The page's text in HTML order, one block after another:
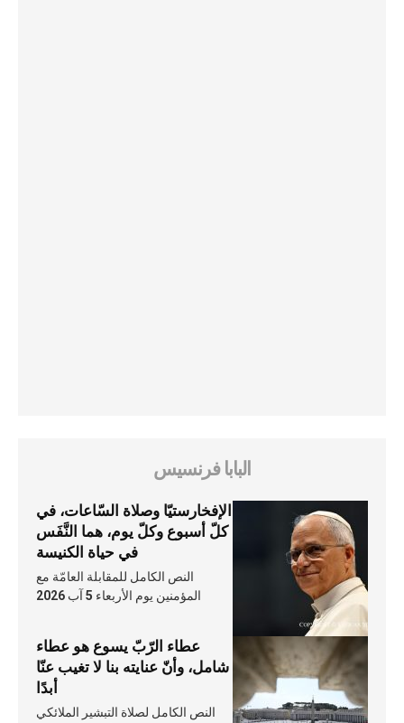
البابا فرنسيس
الإفخارستيّا وصلاة السّاعات، في
كلّ أسبوع وكلّ يوم، هما النَّفَس
في حياة الكنيسة
النص الكامل للمقابلة العامّة مع
المؤمنين يوم الأربعاء 5 آب 2026
عطاء الرّبّ يسوع هو عطاء
شامل، وأنّ عنايته بنا لا تغيب عنّا
أبدًا
النص الكامل لصلاة التبشير الملائكي